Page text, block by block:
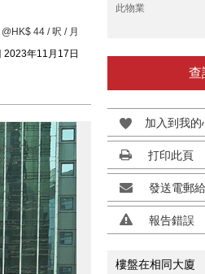
@HK$ 44 / 呎 / 月
2023年11月17日
此物業
查
加入到我
打印此頁
發送電郵
報告錯誤
樓盤在相同大廈